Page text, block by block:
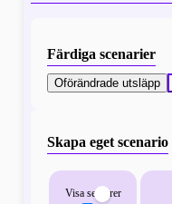
Färdiga scenarier
Oförändrade utsläpp
Skapa eget scenario
Visa sektorer